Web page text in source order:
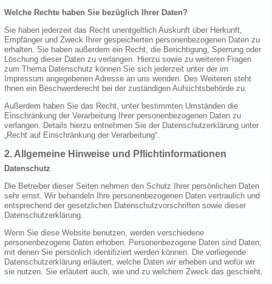
Welche Rechte haben Sie bezüglich Ihrer Daten?
Sie haben jederzeit das Recht unentgeltlich Auskunft über Herkunft,
Empfänger und Zweck Ihrer gespeicherten personenbezogenen Daten zu
erhalten. Sie haben außerdem ein Recht, die Berichtigung, Sperrung oder
Löschung dieser Daten zu verlangen. Hierzu sowie zu weiteren Fragen
zum Thema Datenschutz können Sie sich jederzeit unter der im
Impressum angegebenen Adresse an uns wenden. Des Weiteren steht
Ihnen ein Beschwerderecht bei der zuständigen Aufsichtsbehörde zu.
Außerdem haben Sie das Recht, unter bestimmten Umständen die
Einschränkung der Verarbeitung Ihrer personenbezogenen Daten zu
verlangen. Details hierzu entnehmen Sie der Datenschutzerklärung unter
„Recht auf Einschränkung der Verarbeitung“.
2. Allgemeine Hinweise und Pflichtinformationen
Datenschutz
Die Betreiber dieser Seiten nehmen den Schutz Ihrer persönlichen Daten
sehr ernst. Wir behandeln Ihre personenbezogenen Daten vertraulich und
entsprechend der gesetzlichen Datenschutzvorschriften sowie dieser
Datenschutzerklärung.
Wenn Sie diese Website benutzen, werden verschiedene
personenbezogene Daten erhoben. Personenbezogene Daten sind Daten,
mit denen Sie persönlich identifiziert werden können. Die vorliegende
Datenschutzerklärung erläutert, welche Daten wir erheben und wofür wir
sie nutzen. Sie erläutert auch, wie und zu welchem Zweck das geschieht.